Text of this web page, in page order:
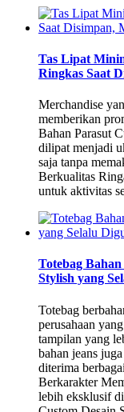
Tas Lipat
Ringkas Saat
Merchandise
memberikan
Bahan Parasut
dilipat menjadi
saja tanpa
Berkualitas
untuk aktivitas
Totebag
Stylish yang
Totebag
perusahaan
tampilan yang
bahan jeans
diterima
Berkarakter
lebih eksklusif